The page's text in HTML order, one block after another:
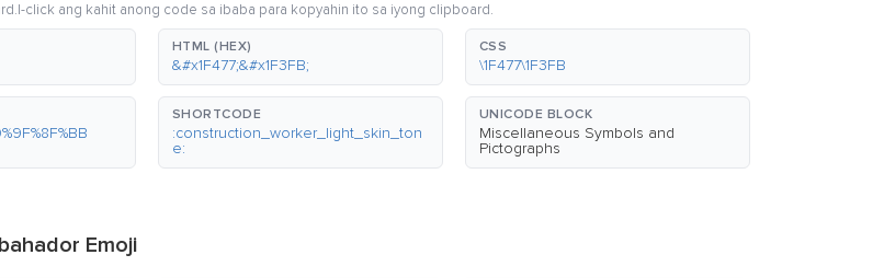
click ang kahit anong code sa ibaba para kopyahin ito sa iyong clipboard.
HTML (HEX)
&#x1F477;&#x1F3FB;
CSS
\1F477\1F3FB
SHORTCODE
:construction_worker_light_skin_ton
e:
UNICODE BLOCK
Miscellaneous Symbols and
Pictographs
Emoji